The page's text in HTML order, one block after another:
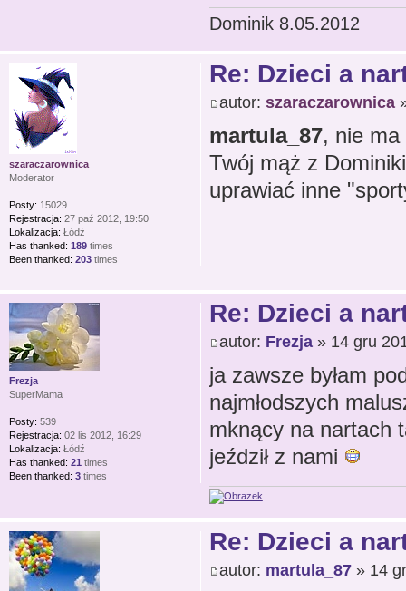
Dominik 8.05.2012
Re: Dzieci a
autor: szaraczarownica
martula_87, nie ma
Twój mąż z
uprawiać inne
szaraczarownica
Moderator
Posty: 15029
Rejestracja: 27 paź 2012, 19:50
Lokalizacja: Łódź
Has thanked: 189 times
Been thanked: 203 times
Re: Dzieci a
autor: Frezja» 14 gru
ja zawsze byłam
najmłodszych
mknący na nartach
jeździł z nami
Frezja
SuperMama
Posty: 539
Rejestracja: 02 lis 2012, 16:29
Lokalizacja: Łódź
Has thanked: 21 times
Been thanked: 3 times
Re: Dzieci a
autor: martula_87» 14